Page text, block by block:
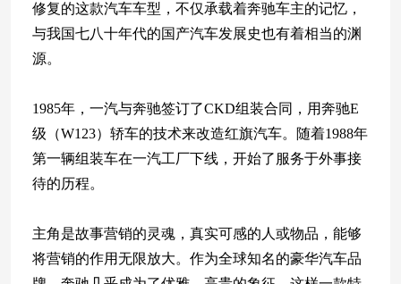
修复的这款汽车车型，不仅承载着奔驰车主的记忆，
与我国七八十年代的国产汽车发展史也有着相当的渊
源。
1985年，一汽与奔驰签订了CKD组装合同，用奔驰E
级（W123）轿车的技术来改造红旗汽车。随着1988年
第一辆组装车在一汽工厂下线，开始了服务于外事接
待的历程。
主角是故事营销的灵魂，真实可感的人或物品，能够
将营销的作用无限放大。作为全球知名的豪华汽车品